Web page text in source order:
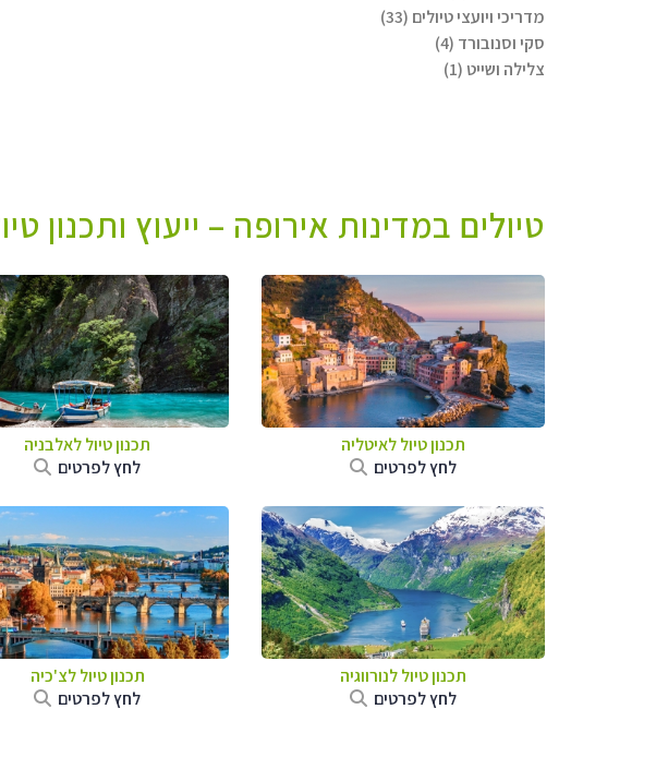
מדריכי ויועצי טיולים (33)
סקי וסנובורד (4)
צלילה ושייט (1)
טיולים במדינות אירופה – ייעוץ ותכנון
תכנון טיול לאיטליה
לחץ לפרטים
תכנון טיול לאלבניה
לחץ לפרטים
תכנון טיול לנורווגיה
לחץ לפרטים
תכנון טיול לצ'כיה
לחץ לפרטים